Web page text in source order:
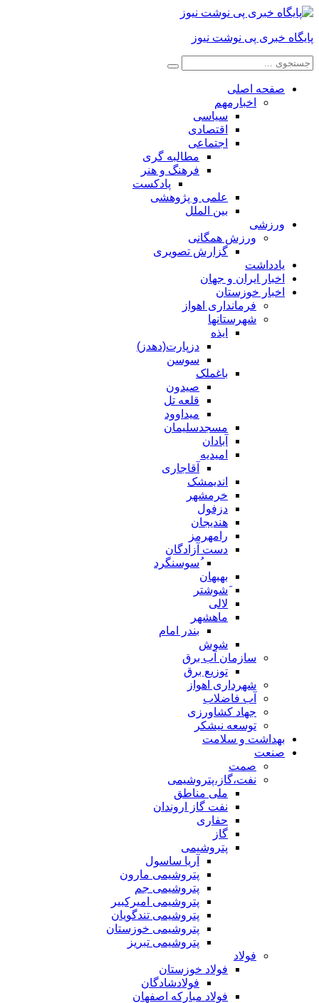
پایگاه خبری پی نوشت نیوز
صفحه اصلی
اخبارمهم
سیاسی
اقتصادی
اجتماعی
مطالبه گری
فرهنگ و هنر
پادکست
علمی و پژوهشی
بین الملل
ورزشی
ورزش همگانی
گزارش تصویری
یادداشت
اخبار ایران و جهان
اخبار خوزستان
فرمانداری اهواز
شهرستانها
ایذه
دزپارت(دهدز)
سوسن
باغملک
صیدون
قلعه تل
میداوود
مسجدسلیمان
آبادان
امیدیه
آقاجاری
اندیمشک
خرمشهر
دزفول
هندیجان
رامهرمز
دست آزادگان
ُسوسنگرد
بهبهان
َشوشتر
لالی
ماهشهر
بندر امام
شوش
سازمان آب برق
توزیع برق
شهرداری اهواز
آب فاضلاب
جهاد کشاورزی
توسعه نیشکر
بهداشت و سلامت
صنعت
صمت
نفت،گاز،پتروشیمی
ملی مناطق
نفت گاز اروندان
حفاری
گاز
پتروشیمی
آریا ساسول
پتروشیمی مارون
پتروشیمی جم
پتروشیمی امیرکبیر
پتروشیمی تندگویان
پتروشیمی خوزستان
پتروشیمی تبریز
فولاد
فولاد خوزستان
فولادشادگان
فولاد مبارکه اصفهان